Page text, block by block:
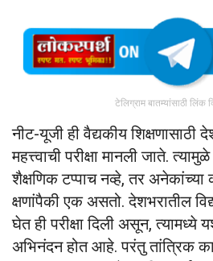
टेलिग्राम बातम्यांसाठी लिंक
नीट-यूजी ही वैद्यकीय शिक्षणासाठी
महत्त्वाची परीक्षा मानली जाते.
शैक्षणिक टप्पाच नव्हे, तर अनेकांच्या
क्षणांपैकी एक असतो. देशभरातील
घेत ही परीक्षा दिली असून, त्यामध्ये
अभिनंदन होत आहे. परंतु तांत्रिक